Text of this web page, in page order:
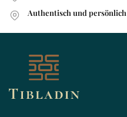
Authentisch und persönlich